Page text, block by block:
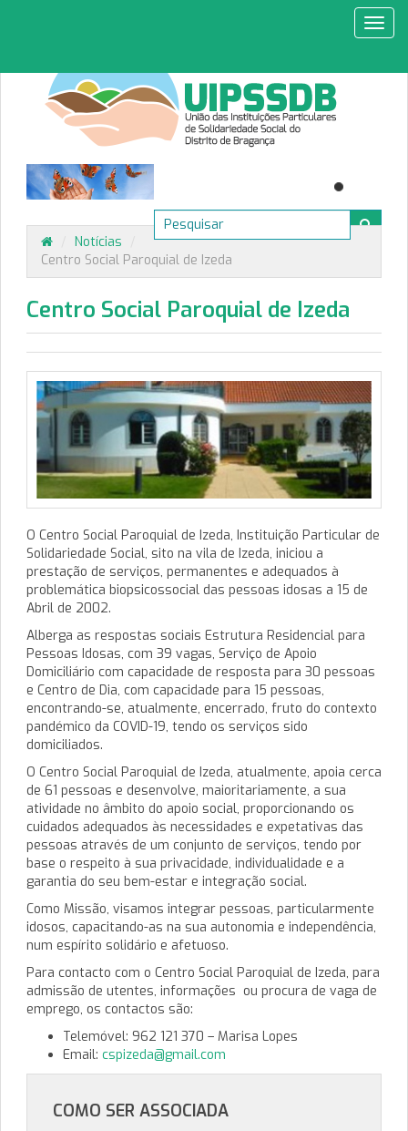
Notícias
Centro Social Paroquial de Izeda
Centro Social Paroquial de Izeda
O Centro Social Paroquial de Izeda, Instituição Particular de
Solidariedade Social, sito na vila de Izeda, iniciou a
prestação de serviços, permanentes e adequados à
problemática biopsicossocial das pessoas idosas a 15 de
Abril de 2002.
Alberga as respostas sociais Estrutura Residencial para
Pessoas Idosas, com 39 vagas, Serviço de Apoio
Domiciliário com capacidade de resposta para 30 pessoas
e Centro de Dia, com capacidade para 15 pessoas,
encontrando-se, atualmente, encerrado, fruto do contexto
pandémico da COVID-19, tendo os serviços sido
domiciliados.
O Centro Social Paroquial de Izeda, atualmente, apoia cerca
de 61 pessoas e desenvolve, maioritariamente, a sua
atividade no âmbito do apoio social, proporcionando os
cuidados adequados às necessidades e expetativas das
pessoas através de um conjunto de serviços, tendo por
base o respeito à sua privacidade, individualidade e a
garantia do seu bem-estar e integração social.
Como Missão, visamos integrar pessoas, particularmente
idosos, capacitando-as na sua autonomia e independência,
num espírito solidário e afetuoso.
Para contacto com o Centro Social Paroquial de Izeda, para
admissão de utentes, informações ou procura de vaga de
emprego, os contactos são:
Telemóvel: 962 121 370 – Marisa Lopes
Email: cspizeda@gmail.com
COMO SER ASSOCIADA